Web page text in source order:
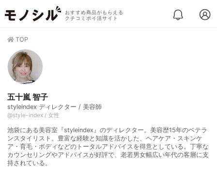
おすすめ商品がもらえる
クチコミポイ活サイト
TOP
五十嵐 智子
styleindex ディレクター / 美容師
@style-index / 女性
池袋にある美容室『styleindex』のディレクター。美容歴15年のベテラ
ンスタイリスト。豊富な経験と知識を活かした、ヘアケア・スキンケ
ア・育毛・ボディなどのトータルアドバイスを得意としている。丁寧な
カウンセリングやアドバイスが好評で、老若男女幅広い年代の客層に支
持されている。